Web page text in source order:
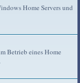
Home Servers und
Betrieb eines Home